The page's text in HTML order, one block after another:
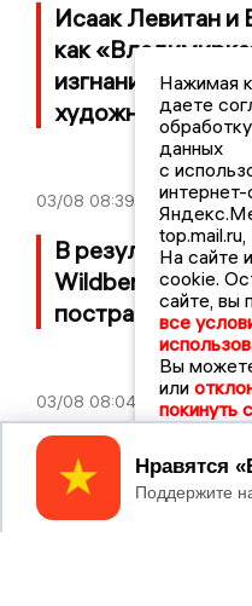
Исаак Левитан и
как
изгнание стали
художника
03/08 08:39
В результате
Wildberries в
пострадал
03/08 08:04
В Собинском
складской
Нажимая
даете
данных
с
На сайте
cookie.
сайте, вы
все
Вы
или
покинуть